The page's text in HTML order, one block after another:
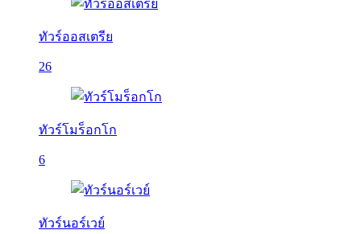
ทัวร์ออสเตรีย
26
ทัวร์โมร็อกโก
6
ทัวร์นอร์เวย์